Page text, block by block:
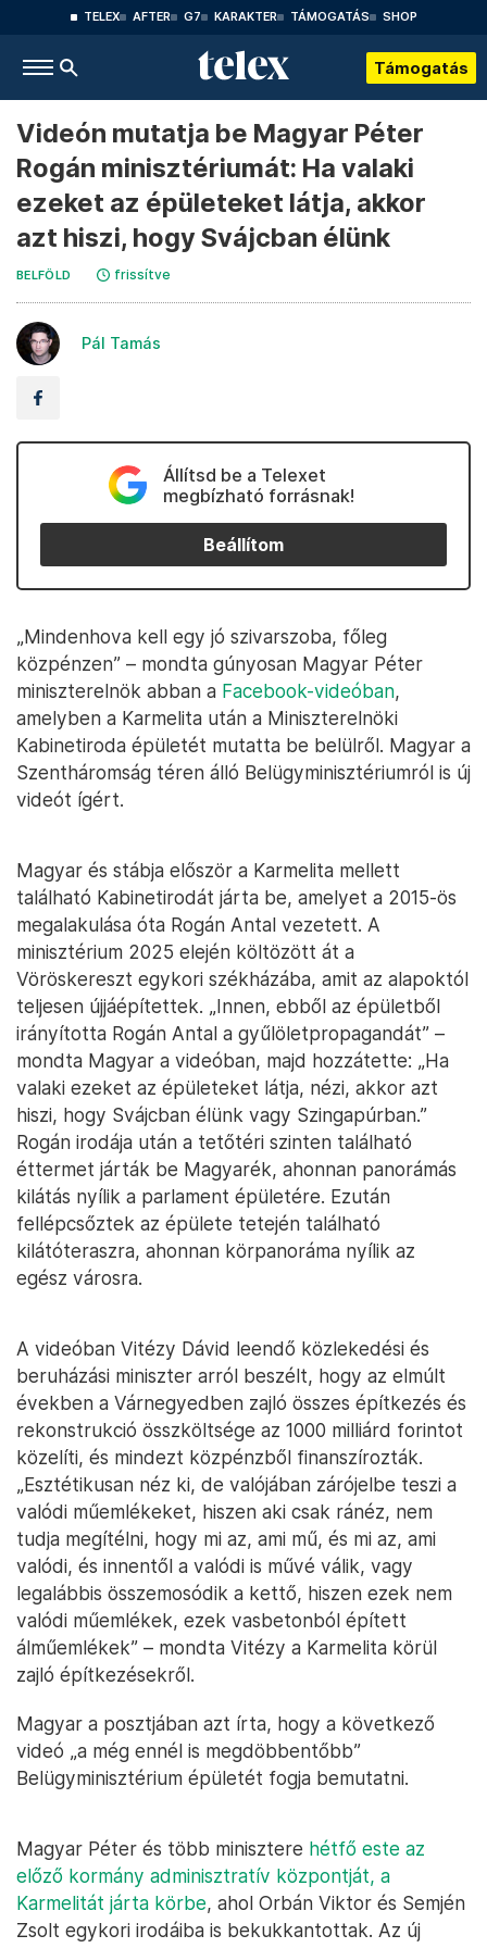
TELEX AFTER G7 KARAKTER TÁMOGATÁS SHOP
Támogatás
Videón mutatja be Magyar Péter
Rogán minisztériumát: Ha valaki
ezeket az épületeket látja, akkor
azt hiszi, hogy Svájcban élünk
BELFÖLD frissítve
Pál Tamás
Állítsd be a Telexet
megbízható forrásnak!
Beállítom
„Mindenhova kell egy jó szivarszoba, főleg
közpénzen” – mondta gúnyosan Magyar Péter
miniszterelnök abban a Facebook-videóban,
amelyben a Karmelita után a Miniszterelnöki
Kabinetiroda épületét mutatta be belülről. Magyar a
Szentháromság téren álló Belügyminisztériumról is új
videót ígért.
Magyar és stábja először a Karmelita mellett
található Kabinetirodát járta be, amelyet a 2015-ös
megalakulása óta Rogán Antal vezetett. A
minisztérium 2025 elején költözött át a
Vöröskereszt egykori székházába, amit az alapoktól
teljesen újjáépítettek. „Innen, ebből az épületből
irányította Rogán Antal a gyűlöletpropagandát” –
mondta Magyar a videóban, majd hozzátette: „Ha
valaki ezeket az épületeket látja, nézi, akkor azt
hiszi, hogy Svájcban élünk vagy Szingapúrban.”
Rogán irodája után a tetőtéri szinten található
éttermet járták be Magyarék, ahonnan panorámás
kilátás nyílik a parlament épületére. Ezután
fellépcsőztek az épülete tetején található
kilátóteraszra, ahonnan körpanoráma nyílik az
egész városra.
A videóban Vitézy Dávid leendő közlekedési és
beruházási miniszter arról beszélt, hogy az elmúlt
években a Várnegyedben zajló összes építkezés és
rekonstrukció összköltsége az 1000 milliárd forintot
közelíti, és mindezt közpénzből finanszírozták.
„Esztétikusan néz ki, de valójában zárójelbe teszi a
valódi műemlékeket, hiszen aki csak ránéz, nem
tudja megítélni, hogy mi az, ami mű, és mi az, ami
valódi, és innentől a valódi is művé válik, vagy
legalábbis összemosódik a kettő, hiszen ezek nem
valódi műemlékek, ezek vasbetonból épített
álműemlékek” – mondta Vitézy a Karmelita körül
zajló építkezésekről.
Magyar a posztjában azt írta, hogy a következő
videó „a még ennél is megdöbbentőbb”
Belügyminisztérium épületét fogja bemutatni.
Magyar Péter és több minisztere hétfő este az
előző kormány adminisztratív központját, a
Karmelitát járta körbe, ahol Orbán Viktor és Semjén
Zsolt egykori irodáiba is bekukkantottak. Az új